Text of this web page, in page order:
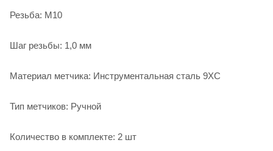
Резьба: М10
Шаг резьбы: 1,0 мм
Материал метчика: Инструментальная сталь 9ХС
Тип метчиков: Ручной
Количество в комплекте: 2 шт